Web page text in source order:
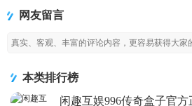
网友留言
本类排行榜
闲趣互娱996传奇盒子官方